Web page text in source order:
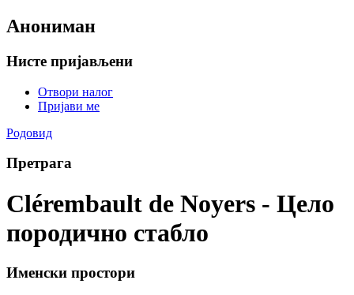
Анониман
Нисте пријављени
Отвори налог
Пријави ме
Родовид
Претрага
Clérembault de Noyers - Цело
породично стабло
Именски простори